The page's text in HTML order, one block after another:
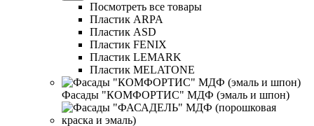
Посмотреть все товары
Пластик ARPA
Пластик ASD
Пластик FENIX
Пластик LEMARK
Пластик MELATONE
Фасады "КОМФОРТИС" МДФ (эмаль и шпон)